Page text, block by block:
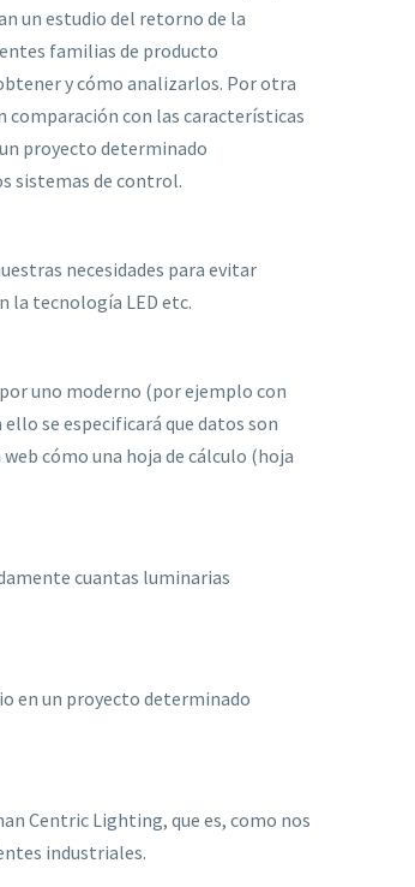
un estudio del retorno de la
familias de producto
y cómo analizarlos. Por otra
comparación con las características
proyecto determinado
sistemas de control.
necesidades para evitar
la tecnología LED etc.
uno moderno (por ejemplo con
se especificará que datos son
cómo una hoja de cálculo (hoja
cuantas luminarias
en un proyecto determinado
Centric Lighting, que es, como nos
industriales.